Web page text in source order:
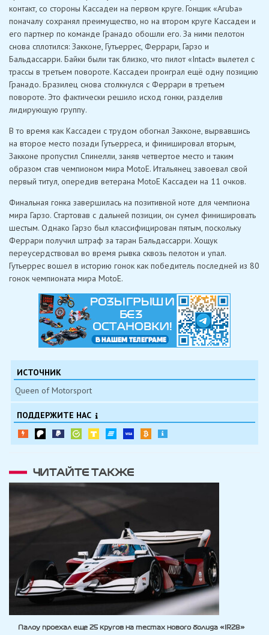
контакт, со стороны Кассадеи на первом круге. Гонщик «Aruba»
поначалу сохранял преимущество, но на втором круге Кассадеи и
его партнер по команде Гранадо обошли его. За ними пелотон
снова сплотился: Закконе, Гутьеррес, Феррари, Гарзо и
Бальдассарри. Байки были так близко, что пилот «Intact» вылетел с
трассы в третьем повороте. Кассадеи проиграл ещё одну позицию
Гранадо. Бразилец снова столкнулся с Феррари в третьем
повороте. Это фактически решило исход гонки, разделив
лидирующую группу.
В то время как Кассадеи с трудом обогнал Закконе, вырвавшись
на второе место позади Гутьерреса, и финишировал вторым,
Закконе пропустил Спинелли, заняв четвертое место и таким
образом став чемпионом мира MotoE. Итальянец завоевал свой
первый титул, опередив ветерана MotoE Кассадеи на 11 очков.
Финальная гонка завершилась на позитивной ноте для чемпиона
мира Гарзо. Стартовав с дальней позиции, он сумел финишировать
шестым. Однако Гарзо был классифицирован пятым, поскольку
Феррари получил штраф за таран Бальдассарри. Хощук
переусердствовал во время рывка сквозь пелотон и упал.
Гутьеррес вошел в историю гонок как победитель последней из 80
гонок чемпионата мира MotoE.
ИСТОЧНИК
Queen of Motorsport
ПОДДЕРЖИТЕ НАС
ЧИТАЙТЕ ТАКЖЕ
Палоу проехал еще 25 кругов на тестах нового болида «IR28»